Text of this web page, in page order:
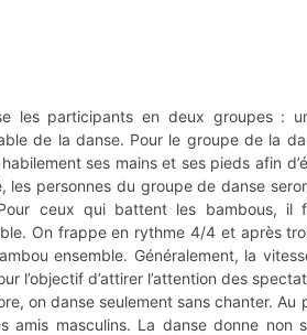
les participants en deux groupes :
de la danse. Pour le groupe de la
ses mains et ses pieds afin
les personnes du groupe de danse
ceux qui battent les bambous, il
On frappe en rythme 4/4 et après
ensemble. Généralement, la
l’objectif d’attirer l’attention des
on danse seulement sans chanter.
amis masculins. La danse donne